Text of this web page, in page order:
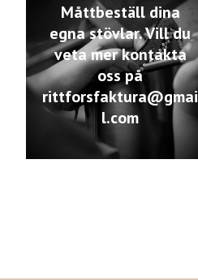
Måttbeställ dina
egna stövlar. Vill du
veta mer kontakta
oss på
rittforsfaktura@gmai
l.com